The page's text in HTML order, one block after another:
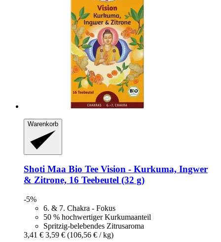
Warenkorb
Shoti Maa Bio Tee Vision -​ Kurkuma, Ingwer
& Zitrone, 16 Teebeutel (32 g)
-5%
6. & 7. Chakra - Fokus
50 % hochwertiger Kurkumaanteil
Spritzig-belebendes Zitrusaroma
3,41 € 3,59 € (106,56 € / kg)